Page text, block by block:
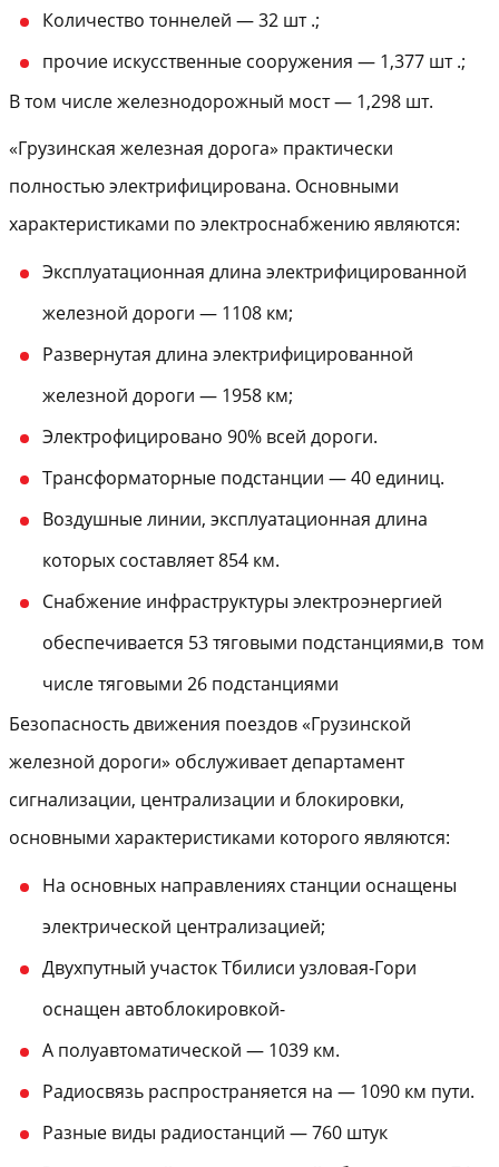
Количество тоннелей — 32 шт .;
прочие искусственные сооружения — 1,377 шт .;
В том числе железнодорожный мост — 1,298 шт.
«Грузинская железная дорога» практически
полностью электрифицирована. Основными
характеристиками по электроснабжению являются:
Эксплуатационная длина электрифицированной
железной дороги — 1108 км;
Развернутая длина электрифицированной
железной дороги — 1958 км;
Электрофицировано 90% всей дороги.
Трансформаторные подстанции — 40 единиц.
Воздушные линии, эксплуатационная длина
которых составляет 854 км.
Снабжение инфраструктуры электроэнергией
обеспечивается 53 тяговыми подстанциями,в том
числе тяговыми 26 подстанциями
Безопасность движения поездов «Грузинской
железной дороги» обслуживает департамент
сигнализации, централизации и блокировки,
основными характеристиками которого являются:
На основных направлениях станции оснащены
электрической централизацией;
Двухпутный участок Тбилиси узловая-Гори
оснащен автоблокировкой-
А полуавтоматической — 1039 км.
Радиосвязь распространяется на — 1090 км пути.
Разные виды радиостанций — 760 штук